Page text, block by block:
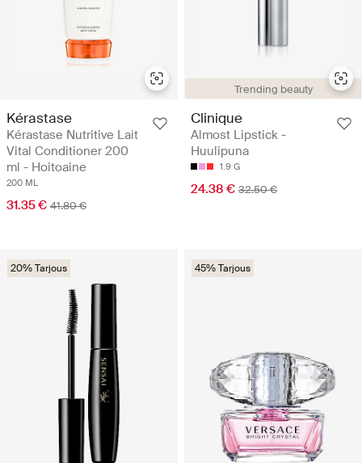
Kérastase
Kérastase Nutritive Lait
Vital Conditioner 200
ml - Hoitoaine
200 ML
31.35 € 41.80 €
Trending beauty
Clinique
Almost Lipstick -
Huulipuna
1.9 G
24.38 € 32.50 €
20% Tarjous 45% Tarjous